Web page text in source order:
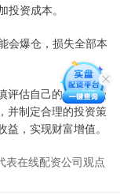
资成本。
会爆仓，损失全部本
评估自己的风险承受
并制定合理的投资策
，实现财富增值。
表在线配资公司观点